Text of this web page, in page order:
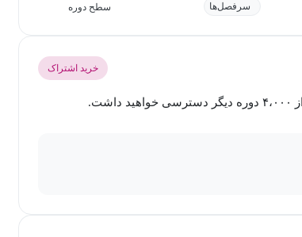
سرفصل‌ها سطح دوره
خرید اشتراک